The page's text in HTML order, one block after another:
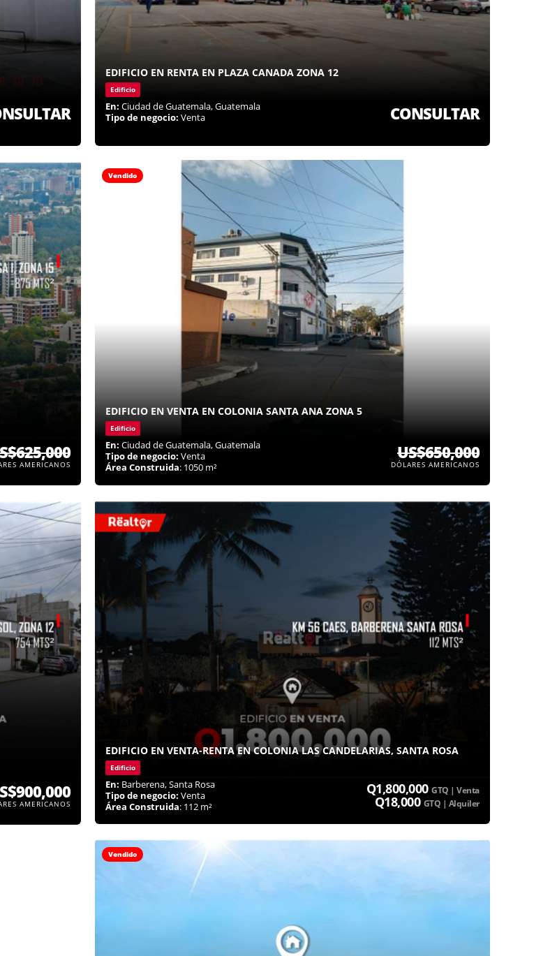
EDIFICIO EN RENTA EN PLAZA CANADA ZONA 12
Edificio
En: Ciudad de Guatemala, Guatemala
Tipo de negocio: Venta CONSULTAR
AMERICANOS
Vendido
EDIFICIO EN VENTA EN COLONIA SANTA ANA ZONA 5
Edificio
En: Ciudad de Guatemala, Guatemala
Tipo de negocio: Venta
Área Construida: 1050 m²
US$650,000
DÓLARES AMERICANOS
AMERICANOS
EDIFICIO EN VENTA-RENTA EN COLONIA LAS CANDELARIAS, SANTA ROSA
Edificio
En: Barberena, Santa Rosa
Tipo de negocio: Venta
Área Construida: 112 m²
Q1,800,000GTQ | Venta
Q18,000 GTQ | Alquiler
Vendido